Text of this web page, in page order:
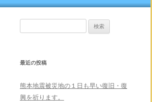
最近の投稿
熊本地震被災地の１日も早い復旧・復
興を祈ります。